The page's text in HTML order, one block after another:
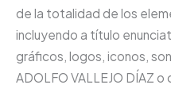
de la totalidad de los
incluyendo a título
gráficos, logos, iconos,
ADOLFO VALLEJO DÍAZ